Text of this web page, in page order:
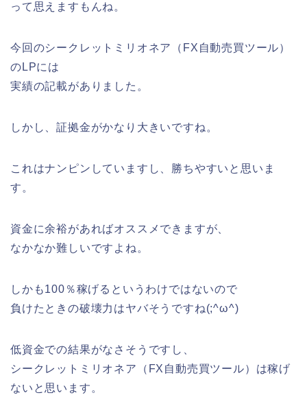
って思えますもんね。
今回のシークレットミリオネア（FX自動売買ツール）
のLPには
実績の記載がありました。
しかし、証拠金がかなり大きいですね。
これはナンピンしていますし、勝ちやすいと思いま
す。
資金に余裕があればオススメできますが、
なかなか難しいですよね。
しかも100％稼げるというわけではないので
負けたときの破壊力はヤバそうですね(;^ω^)
低資金での結果がなさそうですし、
シークレットミリオネア（FX自動売買ツール）は稼げ
ないと思います。